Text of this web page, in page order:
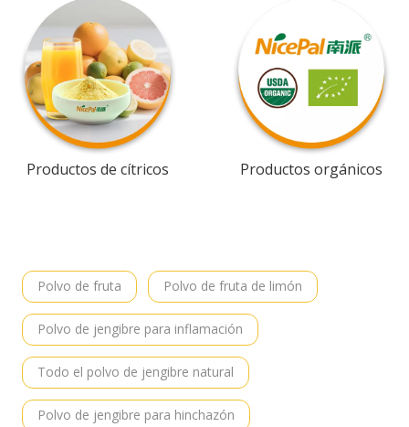
Productos de cítricos Productos orgánicos
Polvo de fruta Polvo de fruta de limón
Polvo de jengibre para inflamación
Todo el polvo de jengibre natural
Polvo de jengibre para hinchazón